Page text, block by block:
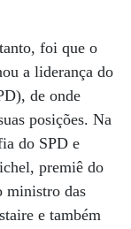
foi que o
a liderança do
de onde
posições. Na
do SPD e
premiê do
ministro das
e também